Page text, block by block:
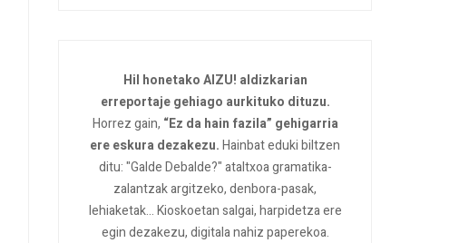
Hil honetako AIZU! aldizkarian
erreportaje gehiago aurkituko dituzu.
Horrez gain, “Ez da hain fazila” gehigarria
ere eskura dezakezu.Hainbat eduki biltzen
ditu: "Galde Debalde?" ataltxoa gramatika-
zalantzak argitzeko, denbora-pasak,
lehiaketak... Kioskoetan salgai, harpidetza ere
egin dezakezu, digitala nahiz paperekoa.